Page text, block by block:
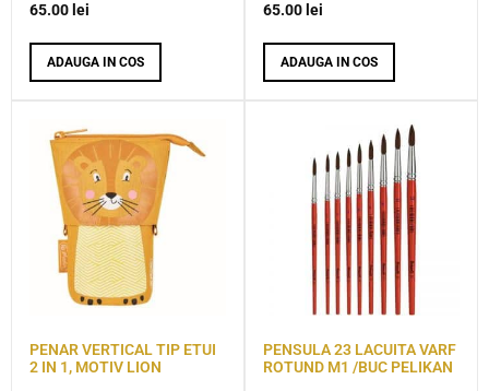
65.00 lei
ADAUGA IN COS
65.00 lei
ADAUGA IN COS
PENAR VERTICAL TIP ETUI
2 IN 1, MOTIV LION
PENSULA 23 LACUITA VARF
ROTUND M1 /BUC PELIKAN